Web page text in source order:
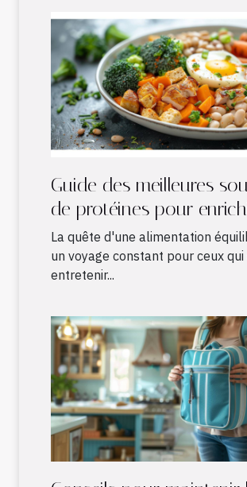
Guide des meilleures
de protéines pour
alimentation
La quête d'une alimentation
un voyage constant pour ceux
entretenir...